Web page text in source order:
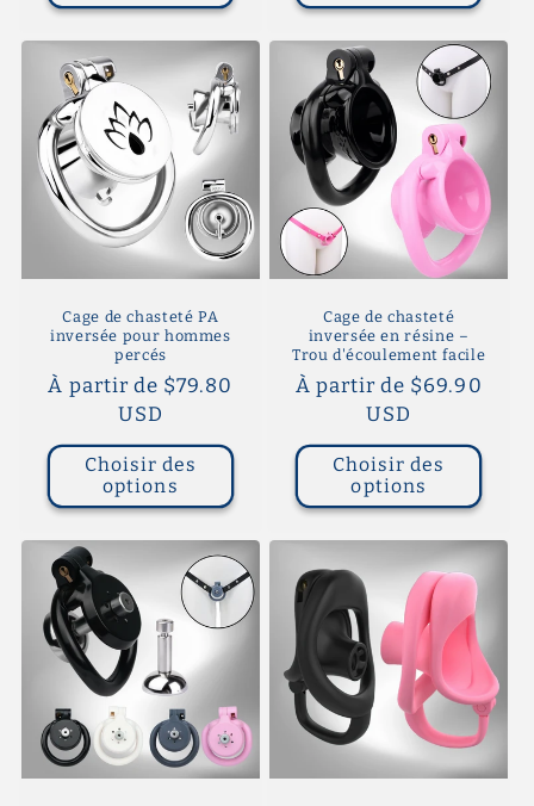
Cage de chasteté PA
inversée pour hommes
percés
Prix
habituel
À partir de $79.80
USD
Choisir des
options
Cage de chasteté
inversée en résine –
Trou d'écoulement facile
Prix
habituel
À partir de $69.90
USD
Choisir des
options